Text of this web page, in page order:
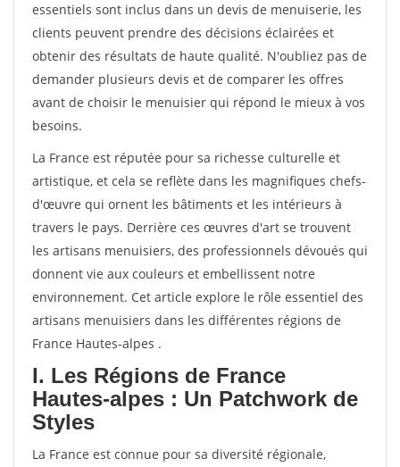
essentiels sont inclus dans un devis de menuiserie, les
clients peuvent prendre des décisions éclairées et
obtenir des résultats de haute qualité. N'oubliez pas de
demander plusieurs devis et de comparer les offres
avant de choisir le menuisier qui répond le mieux à vos
besoins.
La France est réputée pour sa richesse culturelle et
artistique, et cela se reflète dans les magnifiques chefs-
d'œuvre qui ornent les bâtiments et les intérieurs à
travers le pays. Derrière ces œuvres d'art se trouvent
les artisans menuisiers, des professionnels dévoués qui
donnent vie aux couleurs et embellissent notre
environnement. Cet article explore le rôle essentiel des
artisans menuisiers dans les différentes régions de
France Hautes-alpes .
I. Les Régions de France
Hautes-alpes : Un Patchwork de
Styles
La France est connue pour sa diversité régionale,